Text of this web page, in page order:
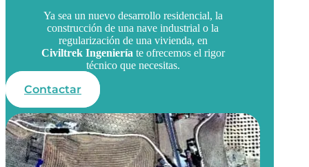
Ya sea un nuevo desarrollo residencial, la
construcción de una nave industrial o la
regularización de una vivienda, en
Civiltrek Ingeniería te ofrecemos el rigor
técnico que necesitas.
Contactar